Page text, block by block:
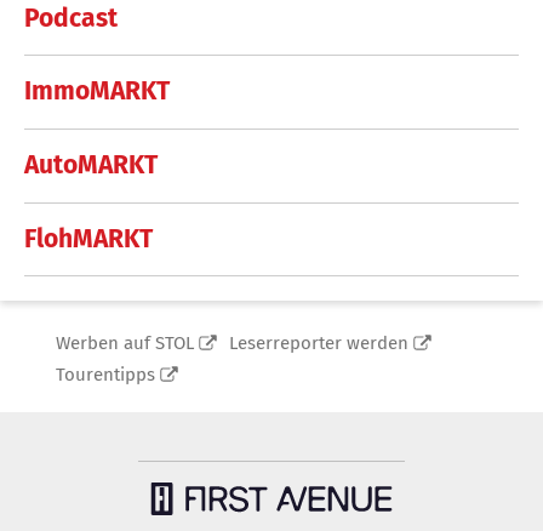
Podcast
ImmoMARKT
AutoMARKT
FlohMARKT
Werben auf STOL
Leserreporter werden
Tourentipps